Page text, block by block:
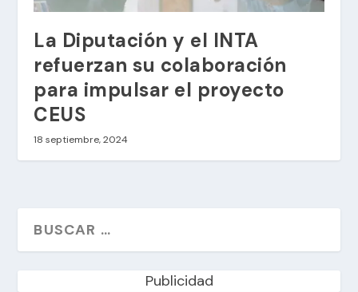
La Diputación y el INTA
refuerzan su colaboración
para impulsar el proyecto
CEUS
18 septiembre, 2024
Publicidad